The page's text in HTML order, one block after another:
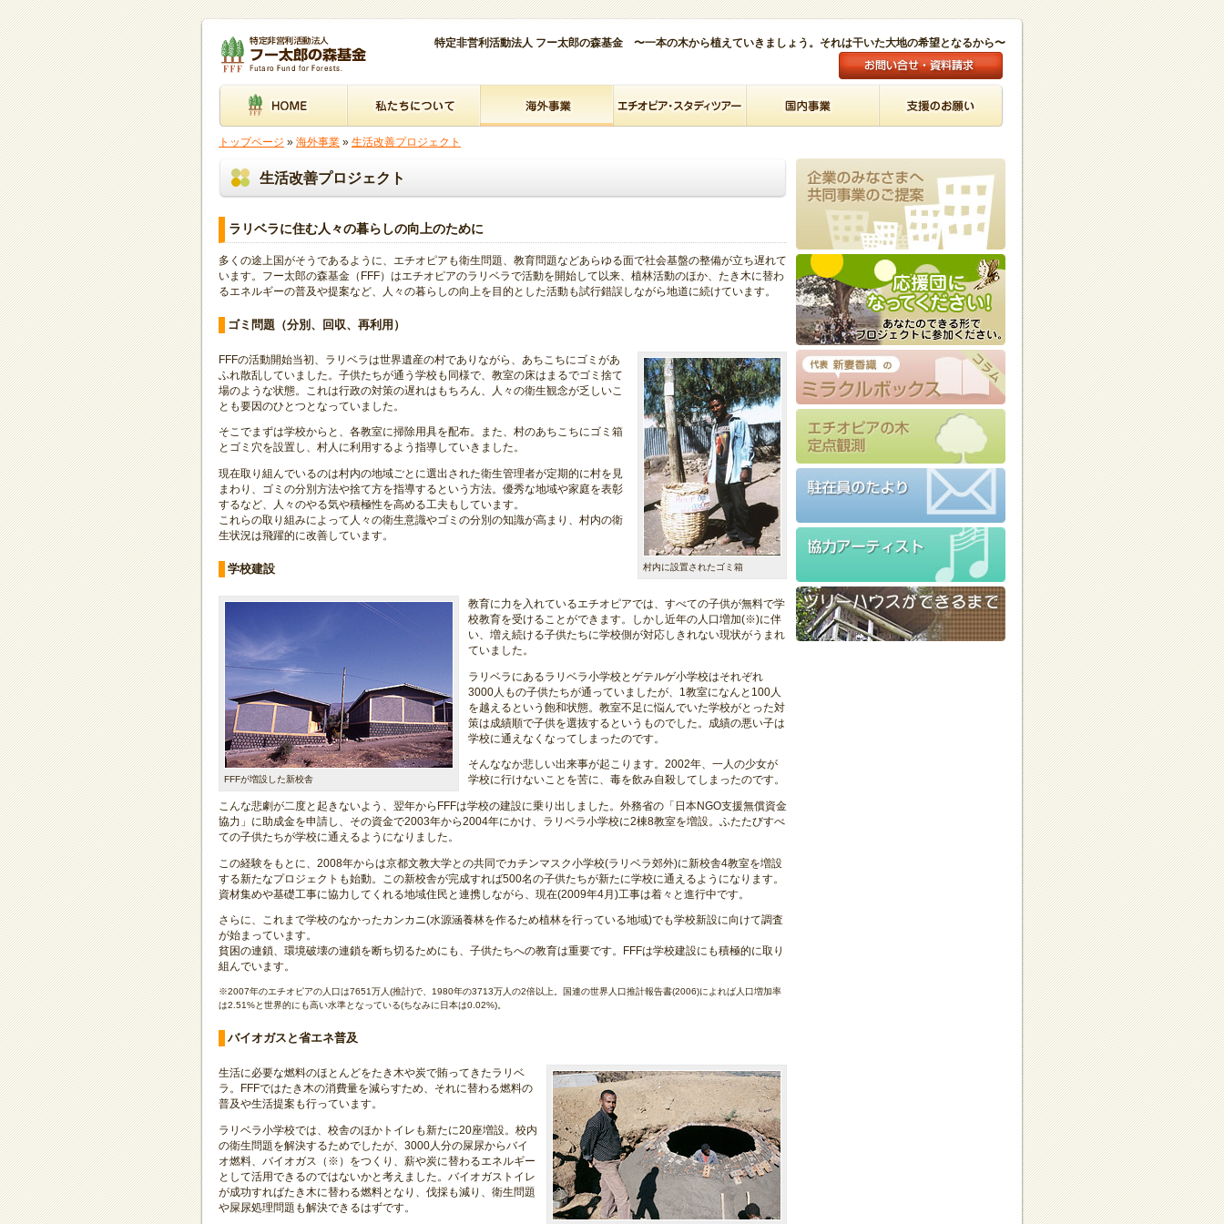
特定非営利活動法人 フー太郎の森基金 〜一本の木から植えていきましょう。それは干いた大地の希望となるから〜
トップページ » 海外事業 » 生活改善プロジェクト
生活改善プロジェクト
ラリベラに住む人々の暮らしの向上のために
多くの途上国がそうであるように、エチオピアも衛生問題、教育問題などあらゆる面で社会基盤の整備が立ち遅れて
います。フー太郎の森基金（FFF）はエチオピアのラリベラで活動を開始して以来、植林活動のほか、たき木に替わ
るエネルギーの普及や提案など、人々の暮らしの向上を目的とした活動も試行錯誤しながら地道に続けています。
ゴミ問題（分別、回収、再利用）
村内に設置されたゴミ箱
FFFの活動開始当初、ラリベラは世界遺産の村でありながら、あちこちにゴミがあ
ふれ散乱していました。子供たちが通う学校も同様で、教室の床はまるでゴミ捨て
場のような状態。これは行政の対策の遅れはもちろん、人々の衛生観念が乏しいこ
とも要因のひとつとなっていました。
そこでまずは学校からと、各教室に掃除用具を配布。また、村のあちこちにゴミ箱
とゴミ穴を設置し、村人に利用するよう指導していきました。
現在取り組んでいるのは村内の地域ごとに選出された衛生管理者が定期的に村を見
まわり、ゴミの分別方法や捨て方を指導するという方法。優秀な地域や家庭を表彰
するなど、人々のやる気や積極性を高める工夫もしています。
これらの取り組みによって人々の衛生意識やゴミの分別の知識が高まり、村内の衛
生状況は飛躍的に改善しています。
学校建設
FFFが増設した新校舎
教育に力を入れているエチオピアでは、すべての子供が無料で学
校教育を受けることができます。しかし近年の人口増加(※)に伴
い、増え続ける子供たちに学校側が対応しきれない現状がうまれ
ていました。
ラリベラにあるラリベラ小学校とゲテルゲ小学校はそれぞれ
3000人もの子供たちが通っていましたが、1教室になんと100人
を越えるという飽和状態。教室不足に悩んでいた学校がとった対
策は成績順で子供を選抜するというものでした。成績の悪い子は
学校に通えなくなってしまったのです。
そんななか悲しい出来事が起こります。2002年、一人の少女が
学校に行けないことを苦に、毒を飲み自殺してしまったのです。
こんな悲劇が二度と起きないよう、翌年からFFFは学校の建設に乗り出しました。外務省の「日本NGO支援無償資金
協力」に助成金を申請し、その資金で2003年から2004年にかけ、ラリベラ小学校に2棟8教室を増設。ふたたびすべ
ての子供たちが学校に通えるようになりました。
この経験をもとに、2008年からは京都文教大学との共同でカチンマスク小学校(ラリベラ郊外)に新校舎4教室を増設
する新たなプロジェクトも始動。この新校舎が完成すれば500名の子供たちが新たに学校に通えるようになります。
資材集めや基礎工事に協力してくれる地域住民と連携しながら、現在(2009年4月)工事は着々と進行中です。
さらに、これまで学校のなかったカンカニ(水源涵養林を作るため植林を行っている地域)でも学校新設に向けて調査
が始まっています。
貧困の連鎖、環境破壊の連鎖を断ち切るためにも、子供たちへの教育は重要です。FFFは学校建設にも積極的に取り
組んでいます。
※2007年のエチオピアの人口は7651万人(推計)で、1980年の3713万人の2倍以上。国連の世界人口推計報告書(2006)によれば人口増加率
は2.51%と世界的にも高い水準となっている(ちなみに日本は0.02%)。
バイオガスと省エネ普及
生活に必要な燃料のほとんどをたき木や炭で賄ってきたラリベ
ラ。FFFではたき木の消費量を減らすため、それに替わる燃料の
普及や生活提案も行っています。
ラリベラ小学校では、校舎のほかトイレも新たに20座増設。校内
の衛生問題を解決するためでしたが、3000人分の屎尿からバイ
オ燃料、バイオガス（※）をつくり、薪や炭に替わるエネルギー
として活用できるのではないかと考えました。バイオガストイレ
が成功すればたき木に替わる燃料となり、伐採も減り、衛生問題
や屎尿処理問題も解決できるはずです。